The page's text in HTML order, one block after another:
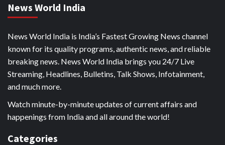
News World India
News World India is India’s Fastest Growing News channel
known for its quality programs, authentic news, and reliable
breaking news. News World India brings you 24/7 Live
Streaming, Headlines, Bulletins, Talk Shows, Infotainment,
and much more.
Watch minute-by-minute updates of current affairs and
happenings from India and all around the world!
Categories